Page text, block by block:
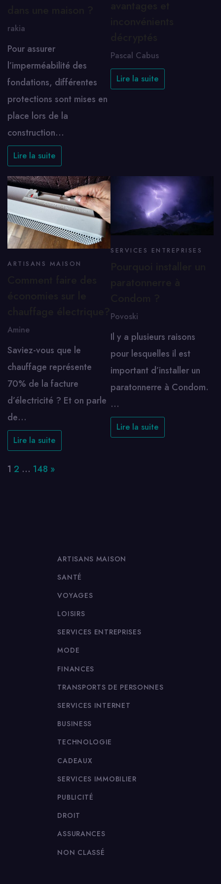
rakia
Pour assurer
l’imperméabilité des
fondations, différentes
protections sont mises en
place lors de la
construction…
Lire la suite
Pascal Cabus
Lire la suite
ARTISANS MAISON
Amine
Saviez-vous que le
chauffage représente
70% de la facture
d’électricité ? Et on parle
de…
Lire la suite
SERVICES ENTREPRISES
Povoski
Il y a plusieurs raisons
pour lesquelles il est
important d’installer un
paratonnerre à Condom.
…
Lire la suite
Page:
1 2 … 148 Next
»
ARTISANS MAISON
SANTÉ
VOYAGES
LOISIRS
SERVICES ENTREPRISES
MODE
FINANCES
TRANSPORTS DE PERSONNES
SERVICES INTERNET
BUSINESS
TECHNOLOGIE
CADEAUX
SERVICES IMMOBILIER
PUBLICITÉ
DROIT
ASSURANCES
NON CLASSÉ